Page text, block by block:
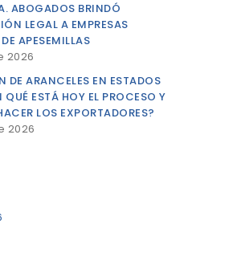
ABOGADOS BRINDÓ
LEGAL A EMPRESAS
APESEMILLAS
2026
DE ARANCELES EN ESTADOS
QUÉ ESTÁ HOY EL PROCESO Y
LOS EXPORTADORES?
2026